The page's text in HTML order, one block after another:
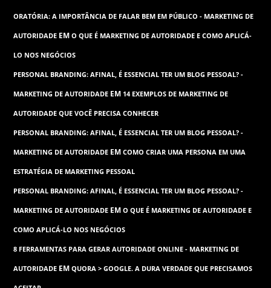
ORATÓRIA: A IMPORTÂNCIA DE FALAR BEM EM PÚBLICO - MARKETING DE
AUTORIDADE EMO QUE É MARKETING DE AUTORIDADE E COMO APLICÁ-
LO NOS NEGÓCIOS
PERSONAL BRANDING: AFINAL, É ESSENCIAL TER UM BLOG PESSOAL? -
MARKETING DE AUTORIDADE EM 14 EXEMPLOS DE MARKETING DE
AUTORIDADE QUE VOCÊ PRECISA CONHECER
PERSONAL BRANDING: AFINAL, É ESSENCIAL TER UM BLOG PESSOAL? -
MARKETING DE AUTORIDADE EMCOMO CRIAR UMA PERSONA EM UMA
ESTRATÉGIA DE MARKETING PESSOAL
PERSONAL BRANDING: AFINAL, É ESSENCIAL TER UM BLOG PESSOAL? -
MARKETING DE AUTORIDADE EMO QUE É MARKETING DE AUTORIDADE E
COMO APLICÁ-LO NOS NEGÓCIOS
8 FERRAMENTAS PARA GERAR AUTORIDADE ONLINE - MARKETING DE
AUTORIDADE EMQUORA > GOOGLE. A DURA VERDADE QUE PRECISAMOS